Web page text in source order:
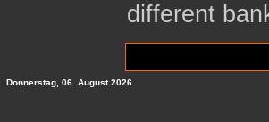
different
Donnerstag, 06. August 2026